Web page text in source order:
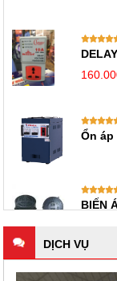
Ổn áp
BIẾN
DỊCH VỤ